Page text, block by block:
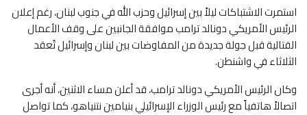
استمرت الاشتباكات ليلاً بين إسرائيل وحزب الله في جنوب لبنان، رغم إعلان
الرئيس الأمريكي دونالد ترامب موافقة الجانبين على وقف الأعمال
القتالية قبل جولة جديدة من المفاوضات بين لبنان وإسرائيل تُعقد
الثلاثاء في واشنطن.
وكان الرئيس الأمريكي دونالد ترامب، قد أعلن مساء الاثنين، أنه أجرى
اتصالاً هاتفياً مع رئيس الوزراء الإسرائيلي بنيامين نتنياهو، كما تواصل